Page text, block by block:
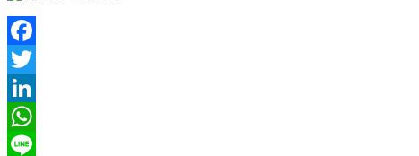
Facebook
Twitter
LinkedIn
WhatsApp